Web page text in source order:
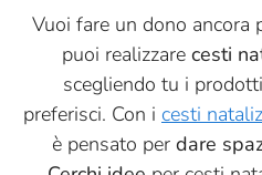
Vuoi fare un dono ancora
puoi realizzare cesti
scegliendo tu i
preferisci. Con i cesti
è pensato per dare